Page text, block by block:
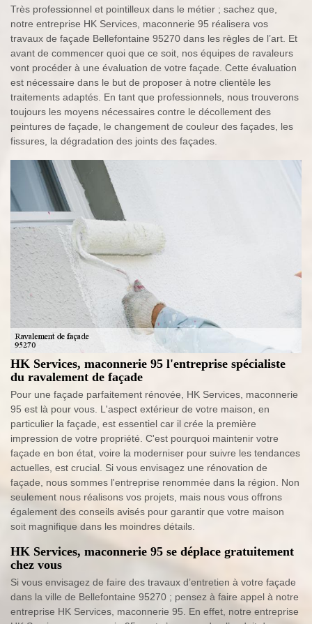
Très professionnel et pointilleux dans le métier ; sachez que,
notre entreprise HK Services, maconnerie 95 réalisera vos
travaux de façade Bellefontaine 95270 dans les règles de l’art. Et
avant de commencer quoi que ce soit, nos équipes de ravaleurs
vont procéder à une évaluation de votre façade. Cette évaluation
est nécessaire dans le but de proposer à notre clientèle les
traitements adaptés. En tant que professionnels, nous trouverons
toujours les moyens nécessaires contre le décollement des
peintures de façade, le changement de couleur des façades, les
fissures, la dégradation des joints des façades.
HK Services, maconnerie 95 l'entreprise spécialiste
du ravalement de façade
Pour une façade parfaitement rénovée, HK Services, maconnerie
95 est là pour vous. L'aspect extérieur de votre maison, en
particulier la façade, est essentiel car il crée la première
impression de votre propriété. C'est pourquoi maintenir votre
façade en bon état, voire la moderniser pour suivre les tendances
actuelles, est crucial. Si vous envisagez une rénovation de
façade, nous sommes l'entreprise renommée dans la région. Non
seulement nous réalisons vos projets, mais nous vous offrons
également des conseils avisés pour garantir que votre maison
soit magnifique dans les moindres détails.
HK Services, maconnerie 95 se déplace gratuitement
chez vous
Si vous envisagez de faire des travaux d’entretien à votre façade
dans la ville de Bellefontaine 95270 ; pensez à faire appel à notre
entreprise HK Services, maconnerie 95. En effet, notre entreprise